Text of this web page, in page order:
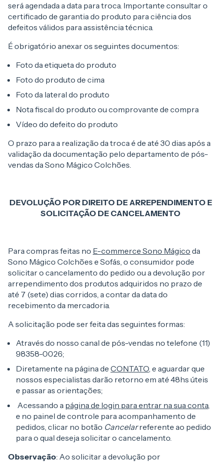
será agendada a data para troca. Importante consultar o
certificado de garantia do produto para ciência dos
defeitos válidos para assistência técnica.
É obrigatório anexar os seguintes documentos:
Foto da etiqueta do produto
Foto do produto de cima
Foto da lateral do produto
Nota fiscal do produto ou comprovante de compra
Vídeo do defeito do produto
O prazo para a realização da troca é de até 30 dias após a
validação da documentação pelo departamento de pós-
vendas da Sono Mágico Colchões.
DEVOLUÇÃO POR DIREITO DE ARREPENDIMENTO E
SOLICITAÇÃO DE CANCELAMENTO
Para compras feitas no E-commerce Sono Mágico da
Sono Mágico Colchões e Sofás, o consumidor pode
solicitar o cancelamento do pedido ou a devolução por
arrependimento dos produtos adquiridos no prazo de
até 7 (sete) dias corridos, a contar da data do
recebimento da mercadoria.
A solicitação pode ser feita das seguintes formas:
Através do nosso canal de pós-vendas no telefone (11)
98358-0026;
Diretamente na página de CONTATO, e aguardar que
nossos especialistas darão retorno em até 48hs úteis
e passar as orientações;
Acessando a página de login para entrar na sua conta,
e no painel de controle para acompanhamento de
pedidos, clicar no botão Cancelarreferente ao pedido
para o qual deseja solicitar o cancelamento.
Observação: Ao solicitar a devolução por